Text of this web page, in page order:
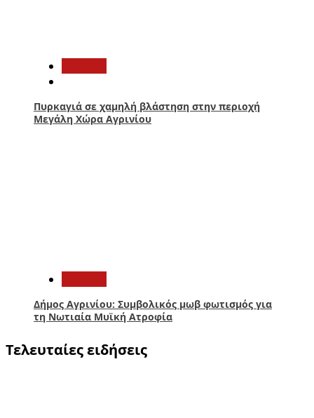
Πυρκαγιά σε χαμηλή βλάστηση στην περιοχή
Μεγάλη Χώρα Αγρινίου
Δήμος Αγρινίου: Συμβολικός μωβ φωτισμός για
τη Νωτιαία Μυϊκή Ατροφία
Τελευταίες ειδήσεις